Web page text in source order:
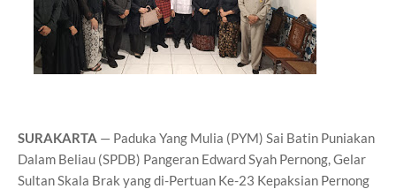
SURAKARTA — Paduka Yang Mulia (PYM) Sai Batin Puniakan
Dalam Beliau (SPDB) Pangeran Edward Syah Pernong, Gelar
Sultan Skala Brak yang di-Pertuan Ke-23 Kepaksian Pernong